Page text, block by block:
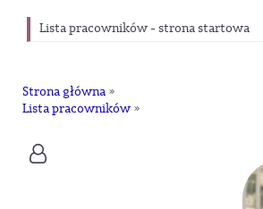
Lista pracowników - strona startowa
Strona główna »
Lista pracowników »